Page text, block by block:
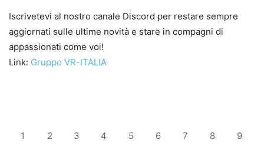
Iscrivetevi al nostro canale Discord per restare sempre
aggiornati sulle ultime novità e stare in compagni di
appassionati come voi!
Link: Gruppo VR-ITALIA
1 2 3 4 5 6 7 8 9